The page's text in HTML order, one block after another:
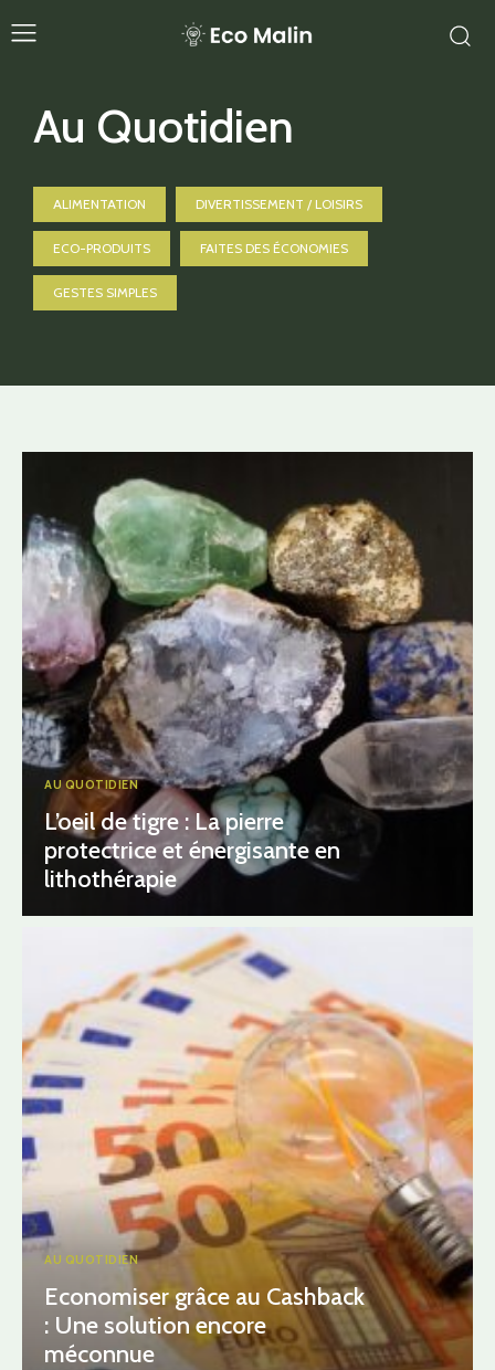
Au Quotidien
ALIMENTATION DIVERTISSEMENT / LOISIRS
ECO-PRODUITS FAITES DES ÉCONOMIES
GESTES SIMPLES
AU QUOTIDIEN
L’oeil de tigre : La pierre
protectrice et énergisante en
lithothérapie
AU QUOTIDIEN
Economiser grâce au Cashback
: Une solution encore
méconnue